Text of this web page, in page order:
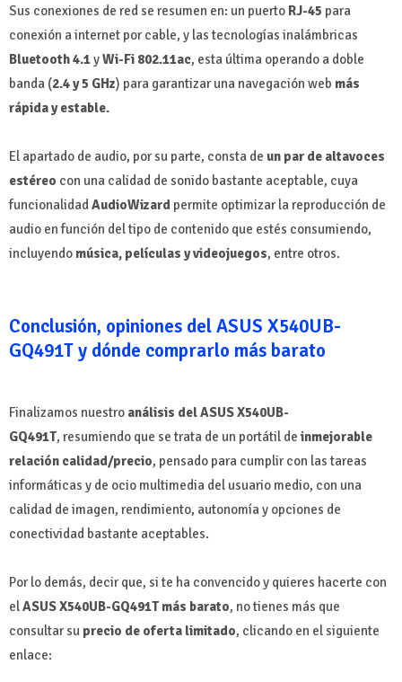
Sus conexiones de red se resumen en: un puerto RJ-45 para
conexión a internet por cable, y las tecnologías inalámbricas
Bluetooth 4.1yWi-Fi 802.11ac, esta última operando a doble
banda (2.4 y 5 GHz) para garantizar una navegación web más
rápida y estable.
El apartado de audio, por su parte, consta de un par de altavoces
estéreo con una calidad de sonido bastante aceptable, cuya
funcionalidadAudioWizard permite optimizar la reproducción de
audio en función del tipo de contenido que estés consumiendo,
incluyendo música, películas y videojuegos, entre otros.
Conclusión, opiniones del ASUS X540UB-
GQ491T y dónde comprarlo más barato
Finalizamos nuestro análisis del ASUS X540UB-
GQ491T, resumiendo que se trata de un portátil de inmejorable
relación calidad/precio, pensado para cumplir con las tareas
informáticas y de ocio multimedia del usuario medio, con una
calidad de imagen, rendimiento, autonomía y opciones de
conectividad bastante aceptables.
Por lo demás, decir que, si te ha convencido y quieres hacerte con
elASUS X540UB-GQ491T más barato, no tienes más que
consultar su precio de oferta limitado, clicando en el siguiente
enlace: